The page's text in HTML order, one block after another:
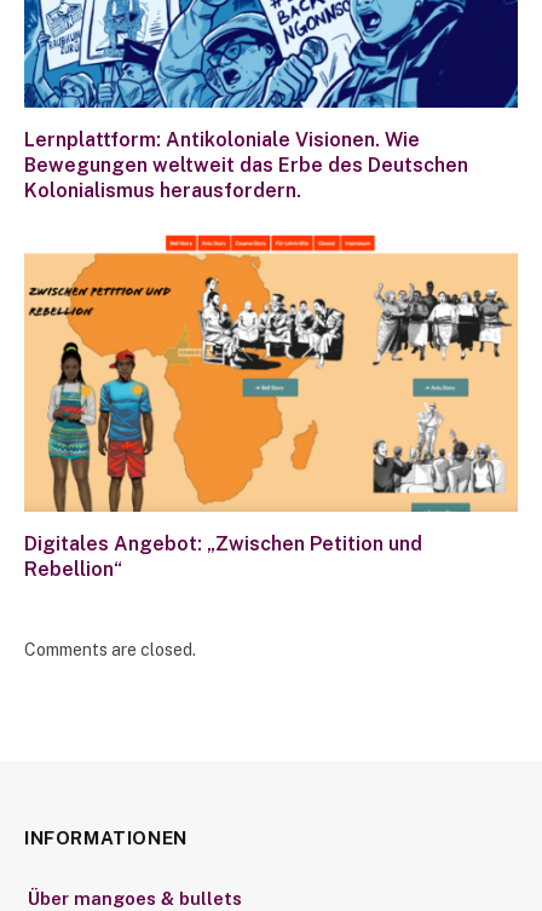
Lernplattform: Antikoloniale Visionen. Wie
Bewegungen weltweit das Erbe des Deutschen
Kolonialismus herausfordern.
Digitales Angebot: „Zwischen Petition und
Rebellion“
Comments are closed.
INFORMATIONEN
Über mangoes & bullets